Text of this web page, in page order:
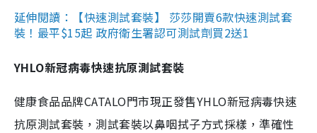
延伸閱讀：【快速測試套裝】 莎莎開賣6款快速測試套
裝！最平$15起 政府衛生署認可測試劑買2送1
YHLO新冠病毒快速抗原測試套裝
健康食品品牌CATALO門市現正發售YHLO新冠病毒快速
抗原測試套裝，測試套裝以鼻咽拭子方式採樣，準確性